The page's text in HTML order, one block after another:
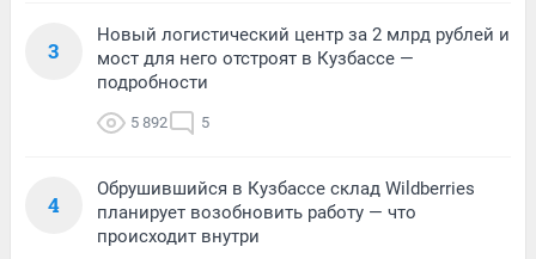
3
Новый логистический центр за 2 млрд рублей и
мост для него отстроят в Кузбассе —
подробности
5 892 5
4
Обрушившийся в Кузбассе склад Wildberries
планирует возобновить работу — что
происходит внутри